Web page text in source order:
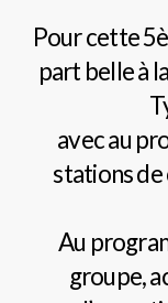
de
Pour cette
part belle à
avec au
stations de
Au
groupe,